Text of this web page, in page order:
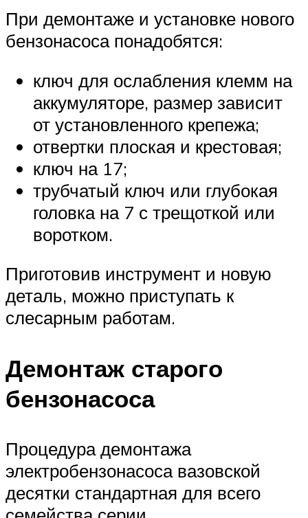
При демонтаже и установке нового
бензонасоса понадобятся:
ключ для ослабления клемм на
аккумуляторе, размер зависит
от установленного крепежа;
отвертки плоская и крестовая;
ключ на 17;
трубчатый ключ или глубокая
головка на 7 с трещоткой или
воротком.
Приготовив инструмент и новую
деталь, можно приступать к
слесарным работам.
Демонтаж старого
бензонасоса
Процедура демонтажа
электробензонасоса вазовской
десятки стандартная для всего